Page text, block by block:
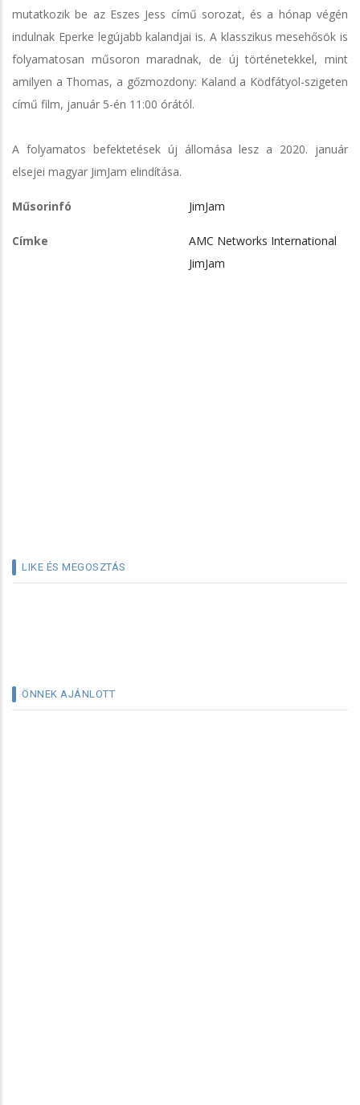
mutatkozik be az Eszes Jess című sorozat, és a hónap végén
indulnak Eperke legújabb kalandjai is. A klasszikus mesehősök is
folyamatosan műsoron maradnak, de új történetekkel, mint
amilyen a Thomas, a gőzmozdony: Kaland a Ködfátyol-szigeten
című film, január 5-én 11:00 órától.
A folyamatos befektetések új állomása lesz a 2020. január
elsejei magyar JimJam elindítása.
Műsorinfó JimJam
Címke
AMC Networks International
JimJam
LIKE ÉS MEGOSZTÁS
ÖNNEK AJÁNLOTT